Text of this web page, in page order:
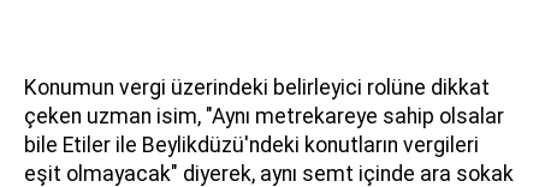
Konumun vergi üzerindeki belirleyici rolüne dikkat
çeken uzman isim, "Aynı metrekareye sahip olsalar
bile Etiler ile Beylikdüzü'ndeki konutların vergileri
eşit olmayacak" diyerek, aynı semt içinde ara sokak